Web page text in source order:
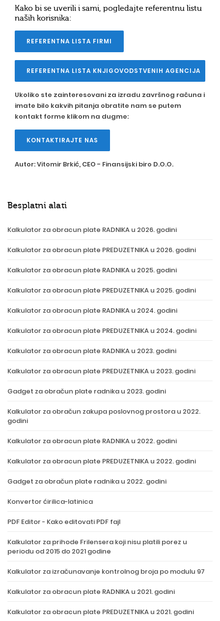
Kako bi se uverili i sami, pogledajte referentnu listu
naših korisnika:
REFERENTNA LISTA FIRMI
REFERENTNA LISTA KNJIGOVODSTVENIH AGENCIJA
Ukoliko ste zainteresovani za izradu završnog računa i
imate bilo kakvih pitanja obratite nam se putem
kontakt forme klikom na dugme:
KONTAKTIRAJTE NAS
Autor:Vitomir Brkić, CEO - Finansijski biro D.O.O.
Besplatni alati
Kalkulator za obracun plate RADNIKA u 2026. godini
Kalkulator za obracun plate PREDUZETNIKA u 2026. godini
Kalkulator za obracun plate RADNIKA u 2025. godini
Kalkulator za obracun plate PREDUZETNIKA u 2025. godini
Kalkulator za obracun plate RADNIKA u 2024. godini
Kalkulator za obracun plate PREDUZETNIKA u 2024. godini
Kalkulator za obracun plate RADNIKA u 2023. godini
Kalkulator za obracun plate PREDUZETNIKA u 2023. godini
Gadget za obračun plate radnika u 2023. godini
Kalkulator za obračun zakupa poslovnog prostora u 2022.
godini
Kalkulator za obracun plate RADNIKA u 2022. godini
Kalkulator za obracun plate PREDUZETNIKA u 2022. godini
Gadget za obračun plate radnika u 2022. godini
Konvertor ćirilica-latinica
PDF Editor - Kako editovati PDF fajl
Kalkulator za prihode Frilensera koji nisu platili porez u
periodu od 2015 do 2021 godine
Kalkulator za izračunavanje kontrolnog broja po modulu 97
Kalkulator za obracun plate RADNIKA u 2021. godini
Kalkulator za obracun plate PREDUZETNIKA u 2021. godini